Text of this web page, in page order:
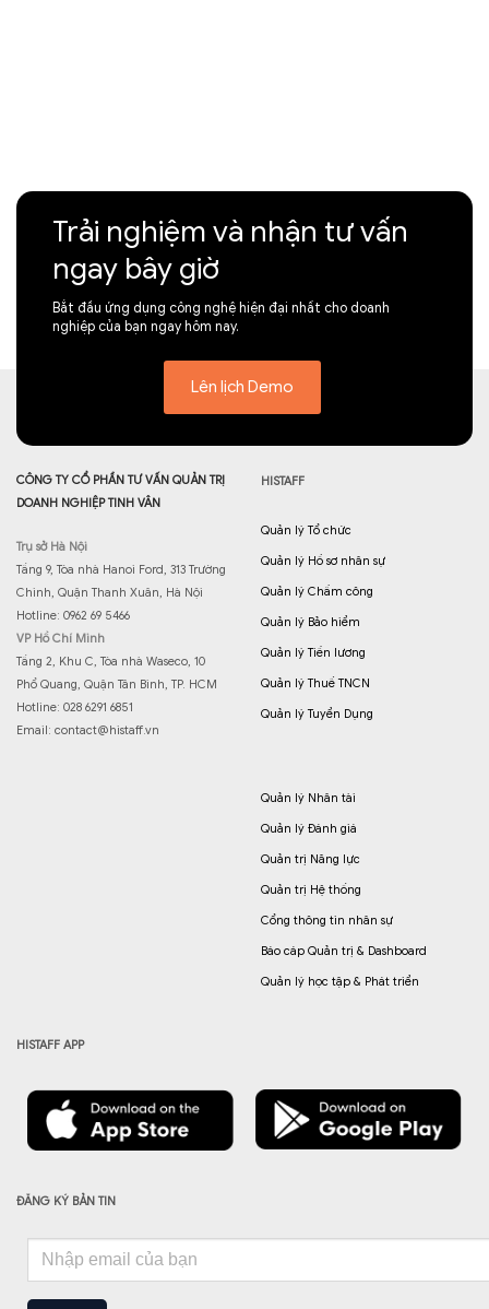
Trải nghiệm và nhận tư vấn
ngay bây giờ
Bắt đầu ứng dụng công nghệ hiện đại nhất cho doanh
nghiệp của bạn ngay hôm nay.
Lên lịch Demo
CÔNG TY CỔ PHẦN TƯ VẤN QUẢN TRỊ
DOANH NGHIỆP TINH VÂN
Trụ sở Hà Nội
Tầng 9, Tòa nhà Hanoi Ford, 313 Trường
Chinh, Quận Thanh Xuân, Hà Nội
Hotline: 0962 69 5466
VP Hồ Chí Minh
Tầng 2, Khu C, Tòa nhà Waseco, 10
Phổ Quang, Quận Tân Bình, TP. HCM
Hotline: 028 6291 6851
Email: contact@histaff.vn
HISTAFF
Quản lý Tổ chức
Quản lý Hồ sơ nhân sự
Quản lý Chấm công
Quản lý Bảo hiểm
Quản lý Tiền lương
Quản lý Thuế TNCN
Quản lý Tuyển Dụng
Quản lý Nhân tài
Quản lý Đánh giá
Quản trị Năng lực
Quản trị Hệ thống
Cổng thông tin nhân sự
Báo cáp Quản trị & Dashboard
Quản lý học tập & Phát triển
HISTAFF APP
ĐĂNG KÝ BẢN TIN